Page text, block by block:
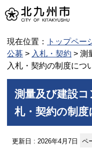
現在位置： トップペー
公募 > 入札・契約 > 測
入札・契約の制度につ
測量及び建設
札・契約の制度
更新日 : 2026年4月7日 ペ